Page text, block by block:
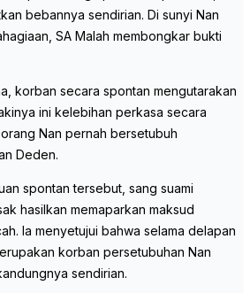
bebannya sendirian. Di sunyi Nan
SA Malah membongkar bukti
korban secara spontan mengutarakan
ini kelebihan perkasa secara
Nan pernah bersetubuh
Deden.
spontan tersebut, sang suami
hasilkan memaparkan maksud
Ia menyetujui bahwa selama delapan
korban persetubuhan Nan
sendirian.